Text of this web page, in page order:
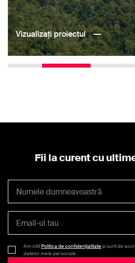
Vizualizați proiectul
Fii la curent cu
Am cititPolitica de confidențialitateși sunt de
datelor mele personale.